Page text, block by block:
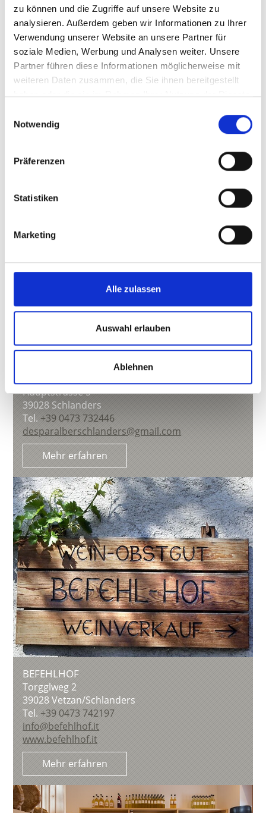
zu können und die Zugriffe auf unsere Website zu
analysieren. Außerdem geben wir Informationen zu Ihrer
Verwendung unserer Website an unsere Partner für
soziale Medien, Werbung und Analysen weiter. Unsere
Partner führen diese Informationen möglicherweise mit
weiteren Daten zusammen, die Sie ihnen bereitgestellt
haben oder die sie im Rahmen Ihrer Nutzung der Dienste
Notwendig
Präferenzen
Statistiken
Marketing
Alle zulassen
Auswahl erlauben
Ablehnen
GETRÄNKE WALZL
39028Schlanders
www.walzl.com
Hauptstrasse 5
39028Schlanders
Tel.+39 0473 732446
desparalberschlanders@gmail.com
Mehr erfahren
BEFEHLHOF
Torgglweg 2
39028Vetzan/Schlanders
Tel.+39 0473 742197
info@befehlhof.it
www.befehlhof.it
Mehr erfahren